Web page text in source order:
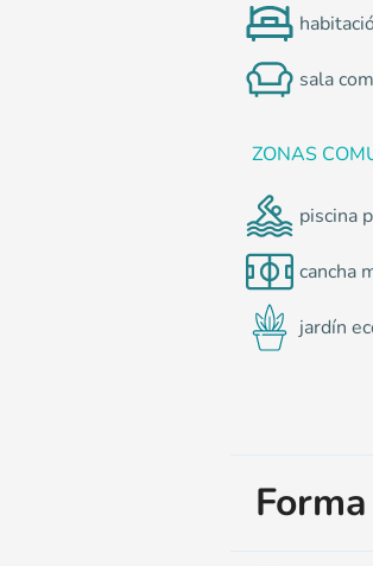
sala
ZONAS
piscina
cancha
jardín